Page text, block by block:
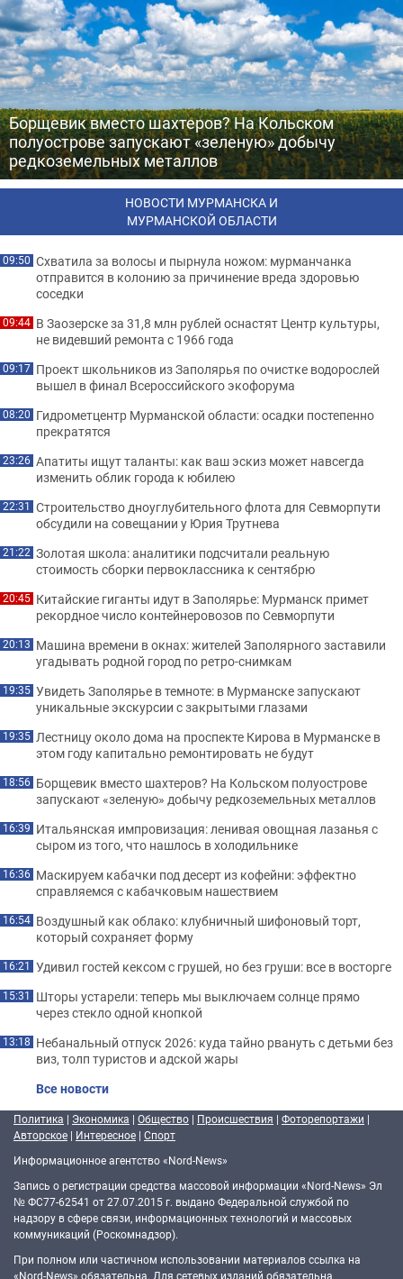
Борщевик вместо шахтеров? На Кольском
полуострове запускают «зеленую» добычу
редкоземельных металлов
НОВОСТИ МУРМАНСКА И
МУРМАНСКОЙ ОБЛАСТИ
09:50 Схватила за волосы и пырнула ножом: мурманчанка
отправится в колонию за причинение вреда здоровью
соседки
09:44 В Заозерске за 31,8 млн рублей оснастят Центр культуры,
не видевший ремонта с 1966 года
09:17 Проект школьников из Заполярья по очистке водорослей
вышел в финал Всероссийского экофорума
08:20 Гидрометцентр Мурманской области: осадки постепенно
прекратятся
23:26 Апатиты ищут таланты: как ваш эскиз может навсегда
изменить облик города к юбилею
22:31 Строительство дноуглубительного флота для Севморпути
обсудили на совещании у Юрия Трутнева
21:22 Золотая школа: аналитики подсчитали реальную
стоимость сборки первоклассника к сентябрю
20:45 Китайские гиганты идут в Заполярье: Мурманск примет
рекордное число контейнеровозов по Севморпути
20:13 Машина времени в окнах: жителей Заполярного заставили
угадывать родной город по ретро-снимкам
19:35 Увидеть Заполярье в темноте: в Мурманске запускают
уникальные экскурсии с закрытыми глазами
19:35 Лестницу около дома на проспекте Кирова в Мурманске в
этом году капитально ремонтировать не будут
18:56 Борщевик вместо шахтеров? На Кольском полуострове
запускают «зеленую» добычу редкоземельных металлов
16:39 Итальянская импровизация: ленивая овощная лазанья с
сыром из того, что нашлось в холодильнике
16:36 Маскируем кабачки под десерт из кофейни: эффектно
справляемся с кабачковым нашествием
16:54 Воздушный как облако: клубничный шифоновый торт,
который сохраняет форму
16:21 Удивил гостей кексом с грушей, но без груши: все в восторге
15:31 Шторы устарели: теперь мы выключаем солнце прямо
через стекло одной кнопкой
13:18 Небанальный отпуск 2026: куда тайно рвануть с детьми без
виз, толп туристов и адской жары
Все новости
Политика | Экономика | Общество | Происшествия | Фоторепортажи |
Авторское | Интересное | Спорт
Информационное агентство «Nord-News»
Запись о регистрации средства массовой информации «Nord-News» Эл
№ ФС77-62541 от 27.07.2015 г. выдано Федеральной службой по
надзору в сфере связи, информационных технологий и массовых
коммуникаций (Роскомнадзор).
При полном или частичном использовании материалов ссылка на
«Nord-News» обязательна. Для сетевых изданий обязательна